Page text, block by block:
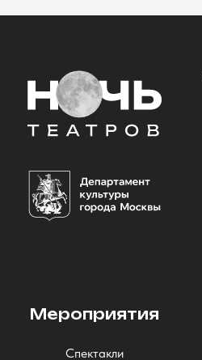
Мероприятия
Спектакли